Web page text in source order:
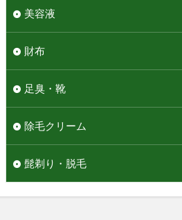
美容液
財布
足臭・靴
除毛クリーム
髭剃り・脱毛